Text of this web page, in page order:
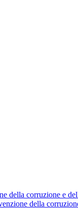
della corruzione e
della